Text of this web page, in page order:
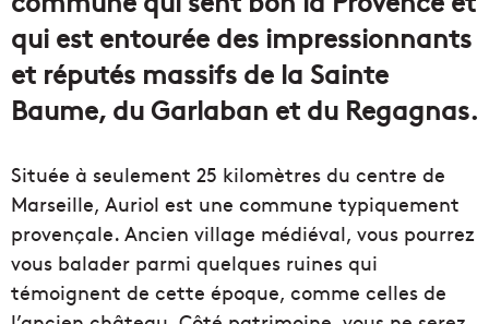
qui est entourée des impressionnants
et réputés massifs de la Sainte
Baume, du Garlaban et du Regagnas.
Située à seulement 25 kilomètres du centre de
Marseille, Auriol est une commune typiquement
provençale. Ancien village médiéval, vous pourrez
vous balader parmi quelques ruines qui
témoignent de cette époque, comme celles de